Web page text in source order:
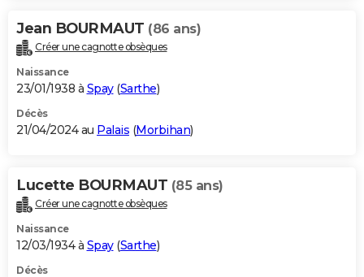
Carte de Noël
Carte Bonne année
Carte Saint-Valentin
Carte Pâques
Carte d'anniversaire
DICTIONNAIRE
Dictionnaire
Biographies
Citations
Expressions
Proverbes
PROGRAMME TV
S'inscrire
Se connecter
Lycées
Collèges
Primaires
Universités
Entreprises
Service militaire
Avis de recherche
AVIS DE DÉCÈS
Bricolage
Lifestyle
Culture
Sport
Auto
Television
Voyage
Cinema
Jean BOURMAUT (86 ans)
Créer une cagnotte obsèques
Naissance
23/01/1938 à Spay(Sarthe)
Décès
21/04/2024 au Palais (Morbihan)
Lucette BOURMAUT (85 ans)
Créer une cagnotte obsèques
Naissance
12/03/1934 à Spay(Sarthe)
Décès